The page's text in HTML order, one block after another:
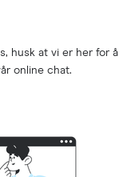
husk at vi er her for å
online chat.